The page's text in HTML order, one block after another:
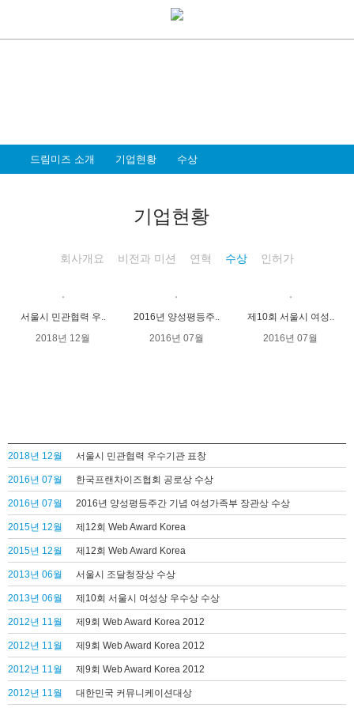
드림미즈 소개 기업현황 수상
기업현황
회사개요 비전과 미션 연혁 수상 인허가
서울시 민관협력 우..
2018년 12월
2016년 양성평등주..
2016년 07월
제10회 서울시 여성..
2016년 07월
2018년 12월 서울시 민관협력 우수기관 표창
2016년 07월 한국프랜차이즈협회 공로상 수상
2016년 07월 2016년 양성평등주간 기념 여성가족부 장관상 수상
2015년 12월 제12회 Web Award Korea
2015년 12월 제12회 Web Award Korea
2013년 06월 서울시 조달청장상 수상
2013년 06월 제10회 서울시 여성상 우수상 수상
2012년 11월 제9회 Web Award Korea 2012
2012년 11월 제9회 Web Award Korea 2012
2012년 11월 제9회 Web Award Korea 2012
2012년 11월 대한민국 커뮤니케이션대상